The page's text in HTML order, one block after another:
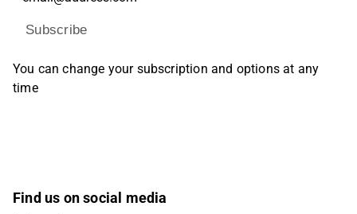
Subscribe
You can change your subscription and options at any
time
Find us on social media